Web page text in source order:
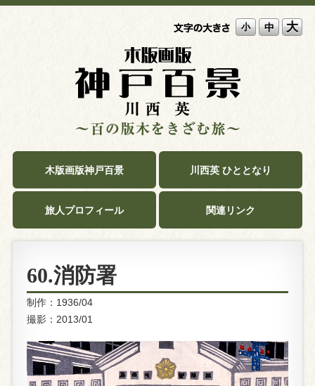
小 中 大
木版画版神戸百景 川西英 ひととなり
旅人プロフィール 関連リンク
60.消防署
制作：1936/04
撮影：2013/01